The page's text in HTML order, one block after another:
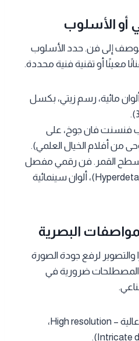
إلى فن. حدد الأسلوب
معينًا أو تقنية فنية محددة.
مائية، رسم زيتي، بكسل
فنسنت فان جوخ، على
من أفلام الخيال العلمي).
القمر. فن رقمي مفصل
للغاية (Hyperdetailed Digital Art)، ألوان سينمائية
لرفع جودة الصورة
المصطلحات ضرورية في
الجودة: (4K، 8K، دقة عالية – High resolution،